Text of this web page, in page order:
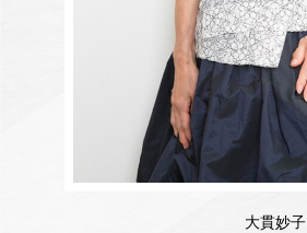
大貫妙子